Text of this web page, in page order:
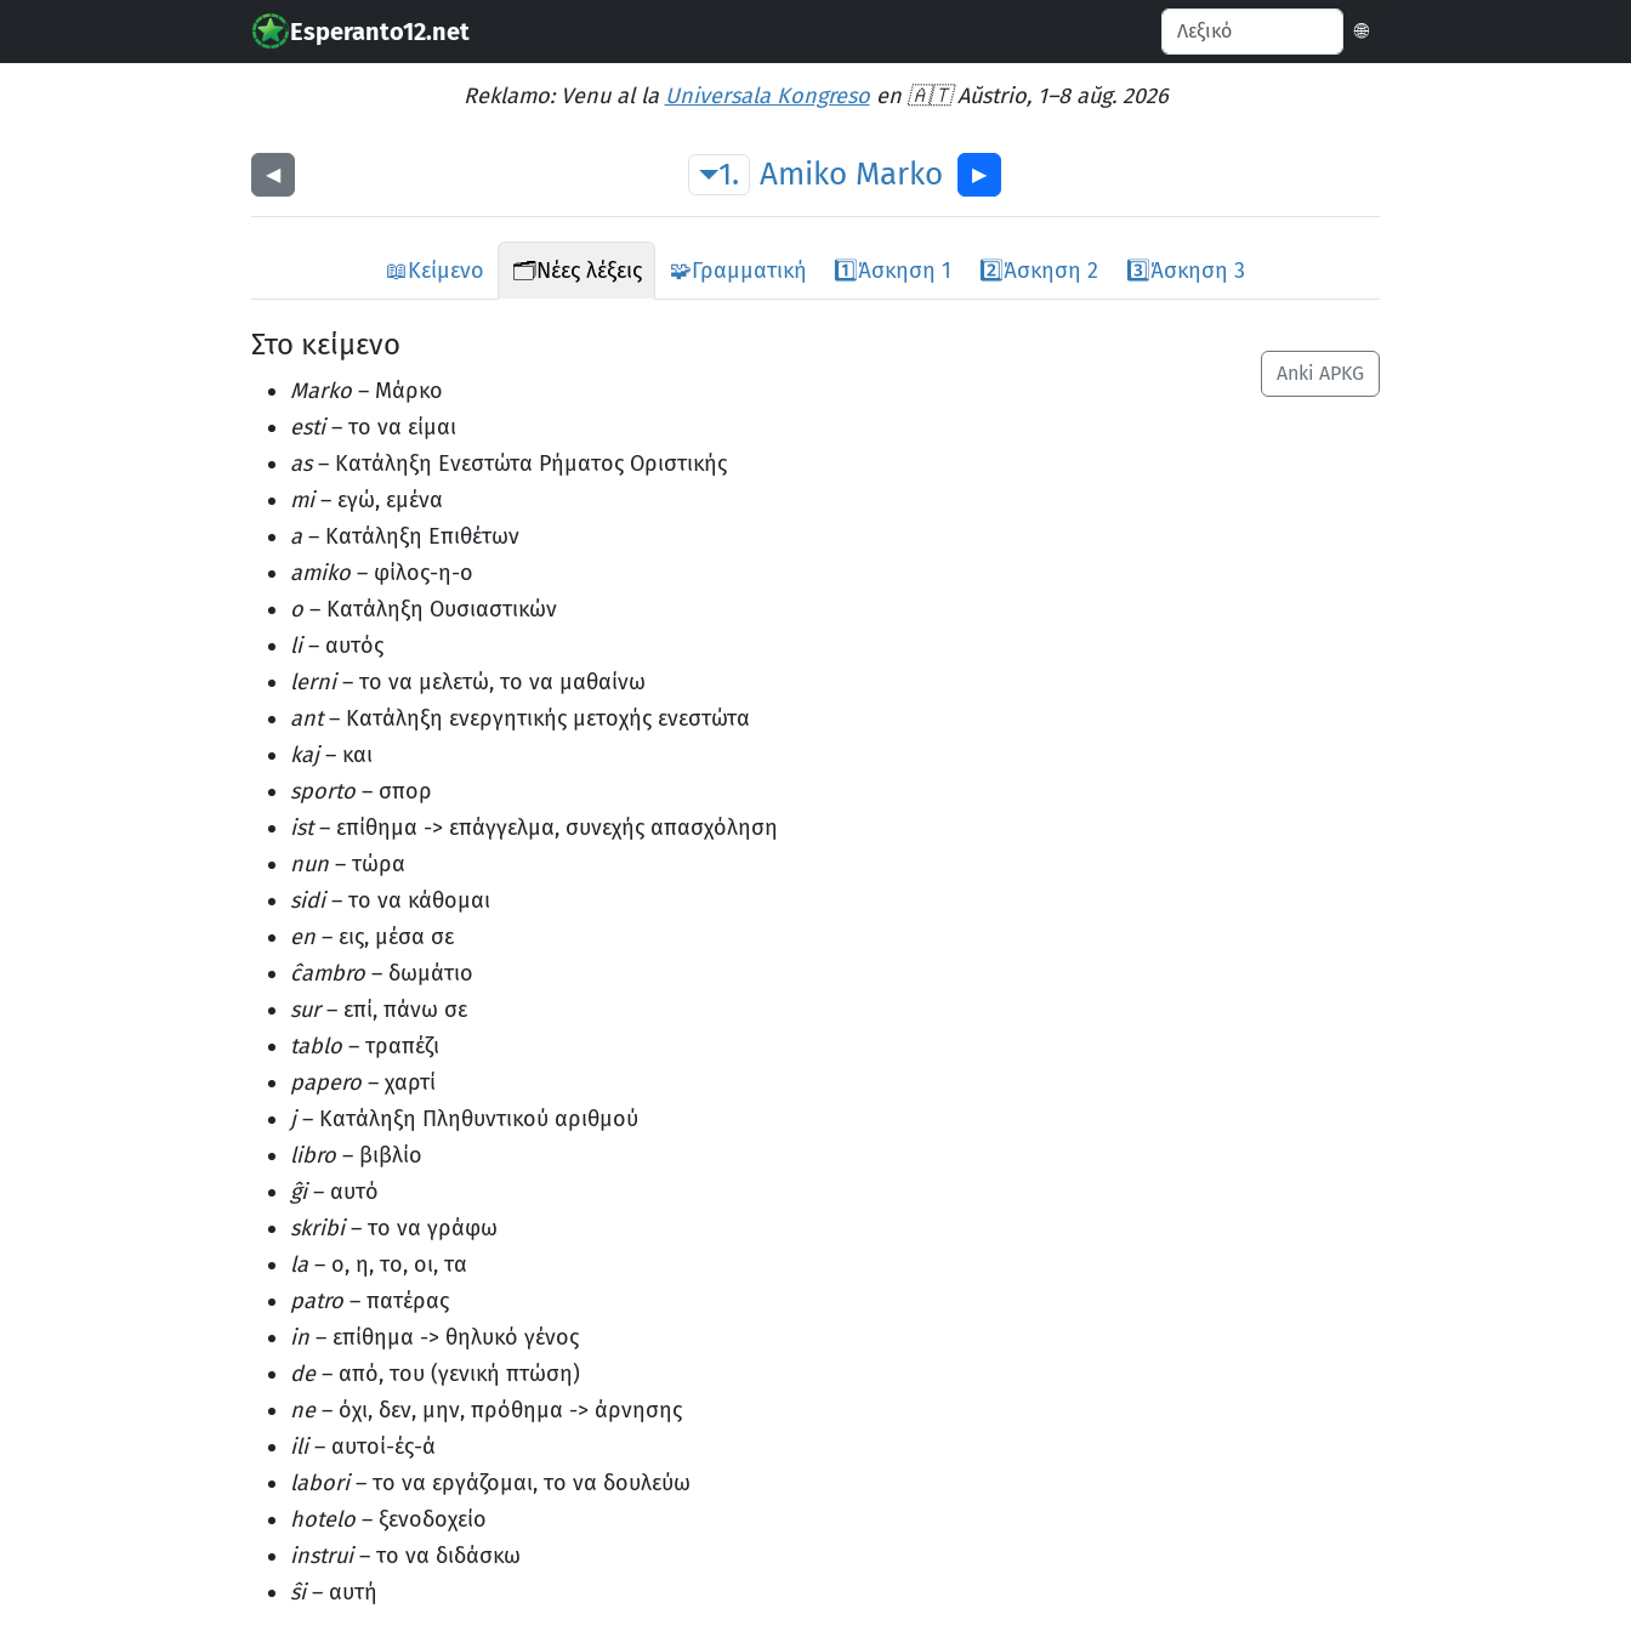
Esperanto12.net 🌐
Reklamo: Venu al la Universala Kongresoen 🇦🇹 Aŭstrio, 1–8 aŭg. 2026
◀︎ 1. Amiko Marko ▶︎
📖Κείμενο 🗂️Νέες λέξεις 🧩Γραμματική 1️⃣Άσκηση 1 2️⃣Άσκηση 2 3️⃣Άσκηση 3
Anki APKG
Στο κείμενο
Marko – Μάρκο
esti– το να είμαι
as– Κατάληξη Ενεστώτα Ρήματος Οριστικής
mi– εγώ, εμένα
a – Κατάληξη Επιθέτων
amiko – φίλος-η-ο
o – Κατάληξη Ουσιαστικών
li– αυτός
lerni– το να μελετώ, το να μαθαίνω
ant– Κατάληξη ενεργητικής μετοχής ενεστώτα
kaj– και
sporto – σπορ
ist– επίθημα -> επάγγελμα, συνεχής απασχόληση
nun – τώρα
sidi– το να κάθομαι
en – εις, μέσα σε
ĉambro – δωμάτιο
sur– επί, πάνω σε
tablo – τραπέζι
papero – χαρτί
j– Κατάληξη Πληθυντικού αριθμού
libro – βιβλίο
ĝi– αυτό
skribi– το να γράφω
la – ο, η, το, οι, τα
patro – πατέρας
in – επίθημα -> θηλυκό γένος
de– από, του (γενική πτώση)
ne– όχι, δεν, μην, πρόθημα -> άρνησης
ili– αυτοί-ές-ά
labori– το να εργάζομαι, το να δουλεύω
hotelo – ξενοδοχείο
instrui– το να διδάσκω
ŝi– αυτή